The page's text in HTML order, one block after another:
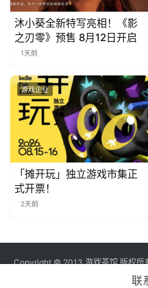
接
会
海
站
中
文
沐小葵全新特写亮相！《影
之刃零》预售 8月12日开启
1天前
游戏企业
「摊开玩」独立游戏市集正
式开票！
2天前
Copyright © 2013 游戏茶馆 版权所
经营许可证
联